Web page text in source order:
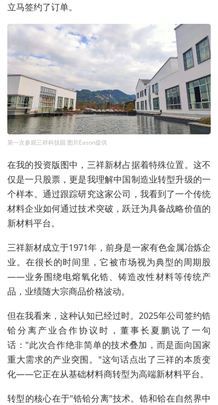
立马签约了订单。
第一次参观三祥科技园 图片Eason提供
在我的投资版图中，三祥新材占据着特殊位置。这不
仅是一只股票，更是我理解中国制造业转型升级的一
个样本。通过跟踪研究这家公司，我看到了一个传统
材料企业如何通过技术突破，跃迁为具备战略价值的
新材料平台。
三祥新材成立于1971年，前身是一家有色金属冶炼企
业。在很长的时间里，它被市场视为典型的周期股
——业务围绕电熔氧化锆、铸造改性材料等传统产
品，业绩随大宗商品价格波动。
但在我看来，这种认知已经过时。2025年公司签约锆
铪分离产业合作协议时，董事长夏鹏说了一句
话："此次合作绝非简单的技术叠加，而是面向国家
重大需求的产业突围。"这句话点出了三祥的本质变
化——它正在从基础材料商转型为高端新材料平台。
转型的核心在于"锆铪分离"技术。锆和铪在自然界中